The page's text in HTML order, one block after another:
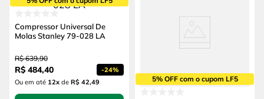
Compressor Universal De
Molas Stanley 79-028 LA
R$ 639,90
R$ 484,40 -24%
Ou em até 12x de R$ 42,49 5% OFF com o cupom LF5